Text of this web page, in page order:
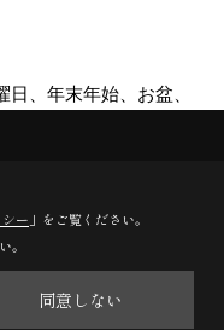
、年末年始、お盆、
All Rights Reserved.
ー 」をご覧ください。
。
同意しない